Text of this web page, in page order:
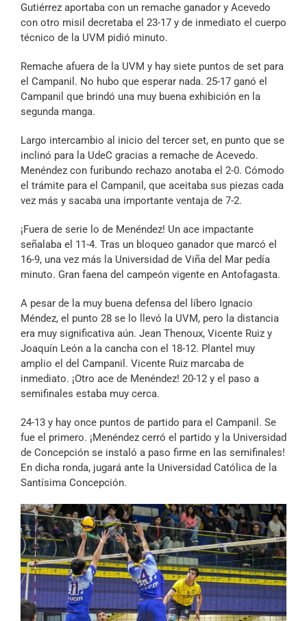
Gutiérrez aportaba con un remache ganador y Acevedo
con otro misil decretaba el 23-17 y de inmediato el cuerpo
técnico de la UVM pidió minuto.
Remache afuera de la UVM y hay siete puntos de set para
el Campanil. No hubo que esperar nada. 25-17 ganó el
Campanil que brindó una muy buena exhibición en la
segunda manga.
Largo intercambio al inicio del tercer set, en punto que se
inclinó para la UdeC gracias a remache de Acevedo.
Menéndez con furibundo rechazo anotaba el 2-0. Cómodo
el trámite para el Campanil, que aceitaba sus piezas cada
vez más y sacaba una importante ventaja de 7-2.
¡Fuera de serie lo de Menéndez! Un ace impactante
señalaba el 11-4. Tras un bloqueo ganador que marcó el
16-9, una vez más la Universidad de Viña del Mar pedía
minuto. Gran faena del campeón vigente en Antofagasta.
A pesar de la muy buena defensa del líbero Ignacio
Méndez, el punto 28 se lo llevó la UVM, pero la distancia
era muy significativa aún. Jean Thenoux, Vicente Ruiz y
Joaquín León a la cancha con el 18-12. Plantel muy
amplio el del Campanil. Vicente Ruiz marcaba de
inmediato. ¡Otro ace de Menéndez! 20-12 y el paso a
semifinales estaba muy cerca.
24-13 y hay once puntos de partido para el Campanil. Se
fue el primero. ¡Menéndez cerró el partido y la Universidad
de Concepción se instaló a paso firme en las semifinales!
En dicha ronda, jugará ante la Universidad Católica de la
Santísima Concepción.